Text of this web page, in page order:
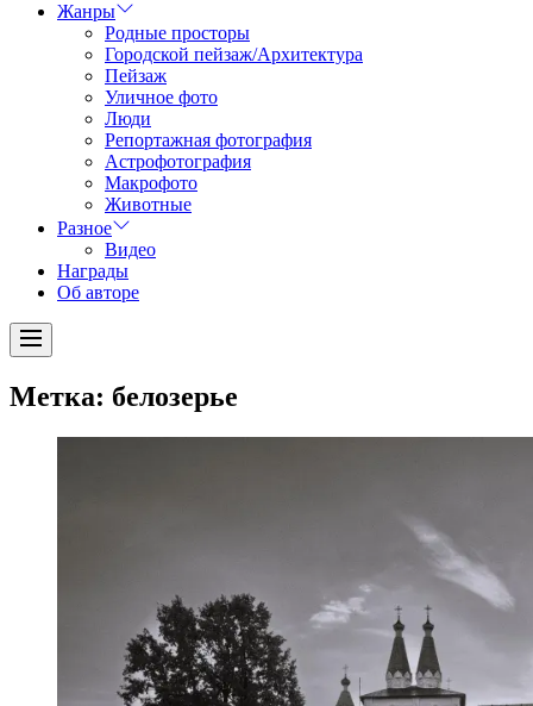
Жанры
Родные просторы
Городской пейзаж/Архитектура
Пейзаж
Уличное фото
Люди
Репортажная фотография
Астрофотография
Макрофото
Животные
Разное
Видео
Награды
Об авторе
Menu
Метка: белозерье